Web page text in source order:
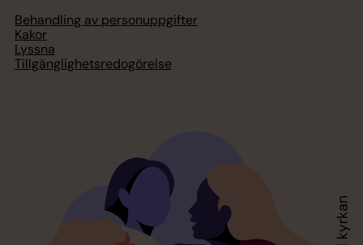
Behandling av personuppgifter
Kakor
Lyssna
Tillgänglighetsredogörelse